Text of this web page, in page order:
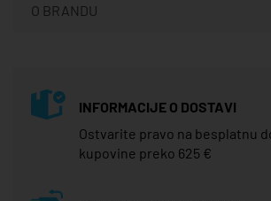
O BRANDU
INFORMACIJE O DOSTAVI
Ostvarite pravo na besplatnu
kupovine preko 625 €